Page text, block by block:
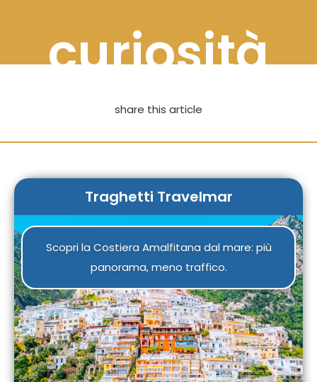
curiosità
share this article
Traghetti Travelmar
Scopri la Costiera Amalfitana dal mare: più
panorama, meno traffico.